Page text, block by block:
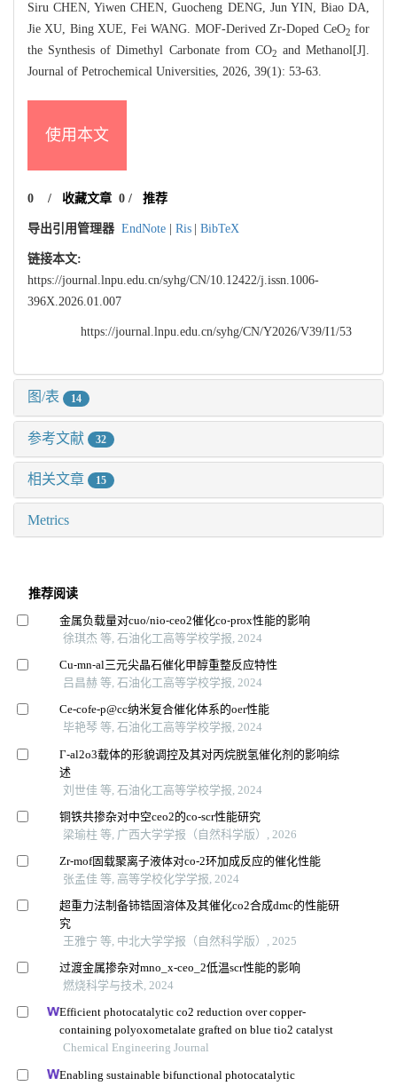
Siru CHEN, Yiwen CHEN, Guocheng DENG, Jun YIN, Biao DA,
Jie XU, Bing XUE, Fei WANG. MOF-Derived Zr-Doped CeO2 for
the Synthesis of Dimethyl Carbonate from CO2
and Methanol[J].
Journal of Petrochemical Universities, 2026, 39(1): 53-63.
使用本文
0 / 收藏文章 0/ 推荐
导出引用管理器 EndNote Ris BibTeX
链接本文:
https://journal.lnpu.edu.cn/syhg/CN/10.12422/j.issn.1006-
396X.2026.01.007
https://journal.lnpu.edu.cn/syhg/CN/Y2026/V39/I1/53
图/表 14
参考文献 32
相关文章 15
Metrics
推荐阅读
金属负载量对cuo/nio⁃ceo2催化co⁃prox性能的影响
徐琪杰 等, 石油化工高等学校学报, 2024
Cu⁃mn⁃al三元尖晶石催化甲醇重整反应特性
吕昌赫 等, 石油化工高等学校学报, 2024
Ce-cofe-p@cc纳米复合催化体系的oer性能
毕艳琴 等, 石油化工高等学校学报, 2024
Γ⁃al2o3载体的形貌调控及其对丙烷脱氢催化剂的影响综
述
刘世佳 等, 石油化工高等学校学报, 2024
铜铁共掺杂对中空ceo2的co-scr性能研究
梁瑜柱 等, 广西大学学报（自然科学版）, 2026
Zr-mof固载聚离子液体对co-2环加成反应的催化性能
张孟佳 等, 高等学校化学学报, 2024
超重力法制备铈锆固溶体及其催化co2合成dmc的性能研
究
王雅宁 等, 中北大学学报（自然科学版）, 2025
过渡金属掺杂对mno_x-ceo_2低温scr性能的影响
燃烧科学与技术, 2024
Efficient photocatalytic co2 reduction over copper-
containing polyoxometalate grafted on blue tio2 catalyst
Chemical Engineering Journal
Enabling sustainable bifunctional photocatalytic